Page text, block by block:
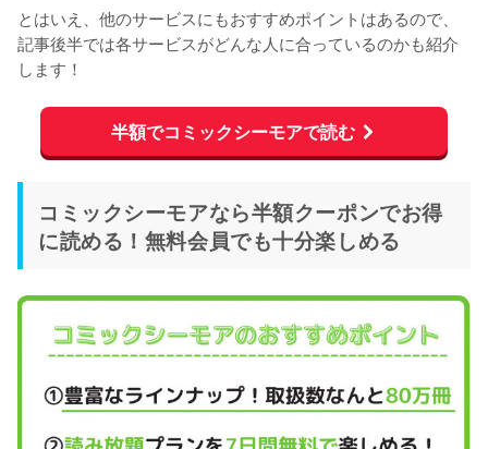
とはいえ、他のサービスにもおすすめポイントはあるので、
記事後半では各サービスがどんな人に合っているのかも紹介
します！
半額でコミックシーモアで読む
コミックシーモアなら半額クーポンでお得
に読める！無料会員でも十分楽しめる